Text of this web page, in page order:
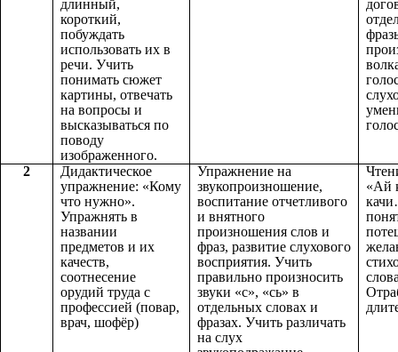
длинный,
короткий,
побуждать
использовать их в
речи. Учить
понимать сюжет
картины, отвечать
на вопросы и
высказываться по
поводу
изображенного.
2
Дидактическое
упражнение: «Кому
что нужно».
Упражнять в
названии
предметов и их
качеств,
соотнесение
орудий труда с
профессией (повар,
врач, шофёр)
Упражнение на
звукопроизношение,
воспитание отчетливого
и внятного
произношения слов и
фраз, развитие слухового
восприятия. Учить
правильно произносить
звуки «с», «сь» в
отдельных словах и
фразах. Учить различать
на слух
«Ай